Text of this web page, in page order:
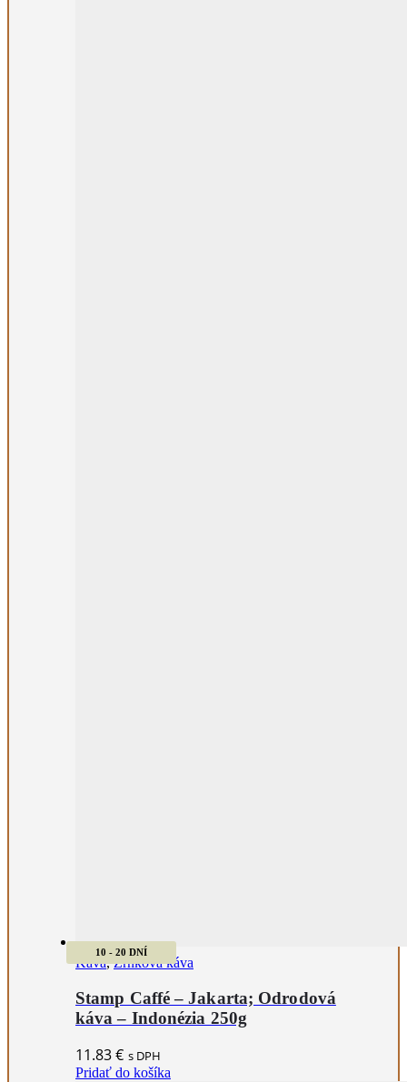
10 - 20 DNÍ
Káva,Zrnková káva
Stamp Caffé – Jakarta; Odrodová
káva – Indonézia 250g
11.83€ s DPH
Pridať do košíka